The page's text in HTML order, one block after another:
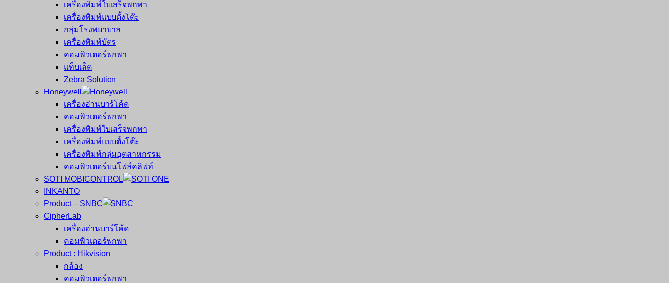
เครื่องพิมพ์ใบเสร็จพกพา
เครื่องพิมพ์แบบตั้งโต๊ะ
กลุ่มโรงพยาบาล
เครื่องพิมพ์บัตร
คอมพิวเตอร์พกพา
แท็บเล็ต
Zebra Solution
Honeywell
เครื่องอ่านบาร์โค้ด
คอมพิวเตอร์พกพา
เครื่องพิมพ์ใบเสร็จพกพา
เครื่องพิมพ์แบบตั้งโต๊ะ
เครื่องพิมพ์กลุ่มอุตสาหกรรม
คอมพิวเตอร์บนโฟล์คลิฟท์
SOTI MOBICONTROL
INKANTO
Product – SNBC
CipherLab
เครื่องอ่านบาร์โค้ด
คอมพิวเตอร์พกพา
Product : Hikvision
กล้อง
คอมพิวเตอร์พกพา